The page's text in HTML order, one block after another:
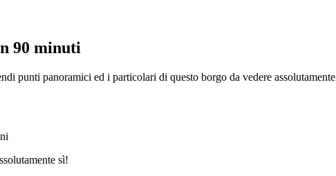
90 minuti
punti panoramici ed i particolari di questo borgo da vedere assolutamente
sì!